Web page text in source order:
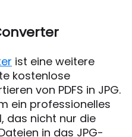
ist eine weitere
kostenlose
von PDFS in JPG.
ein professionelles
das nicht nur die
in das JPG-